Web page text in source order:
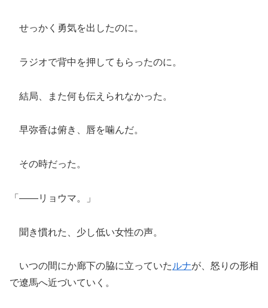
せっかく勇気を出したのに。
ラジオで背中を押してもらったのに。
結局、また何も伝えられなかった。
早弥香は俯き、唇を噛んだ。
その時だった。
「――リョウマ。」
聞き慣れた、少し低い女性の声。
いつの間にか廊下の脇に立っていたルナが、怒りの形相
で遼馬へ近づいていく。